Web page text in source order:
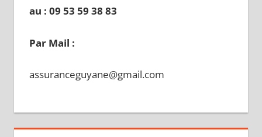
au : 09 53 59 38 83
Par Mail :
assuranceguyane@gmail.com